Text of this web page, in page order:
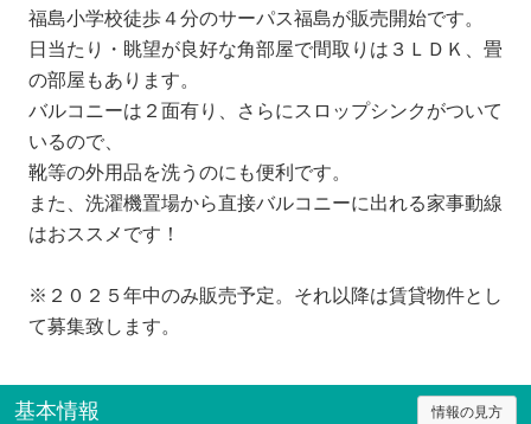
福島小学校徒歩４分のサーパス福島が販売開始です。
日当たり・眺望が良好な角部屋で間取りは３ＬＤＫ、畳
の部屋もあります。
バルコニーは２面有り、さらにスロップシンクがついて
いるので、
靴等の外用品を洗うのにも便利です。
また、洗濯機置場から直接バルコニーに出れる家事動線
はおススメです！
※２０２５年中のみ販売予定。それ以降は賃貸物件とし
て募集致します。
基本情報 情報の見方